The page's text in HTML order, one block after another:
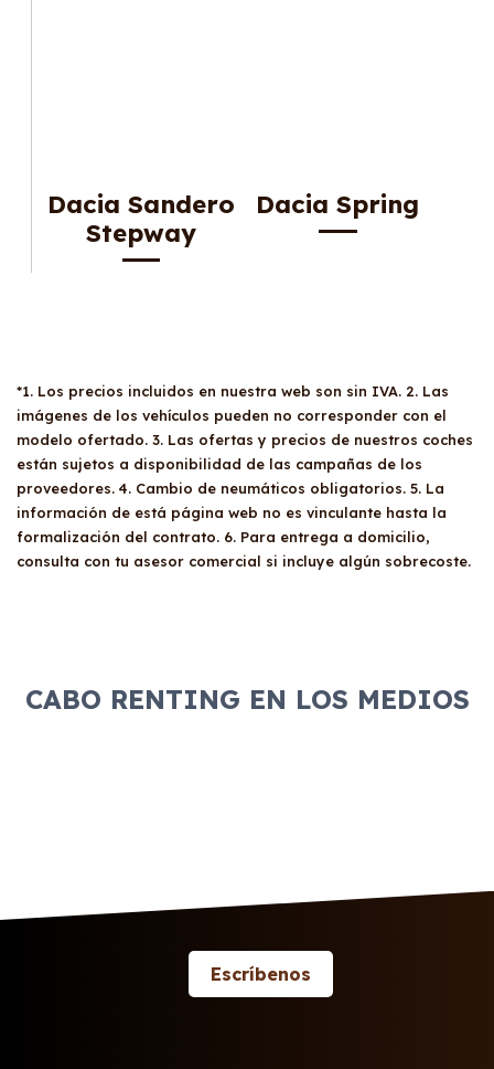
Dacia Sandero
Stepway
Dacia Spring
*1. Los precios incluidos en nuestra web son sin IVA. 2. Las
imágenes de los vehículos pueden no corresponder con el
modelo ofertado. 3. Las ofertas y precios de nuestros coches
están sujetos a disponibilidad de las campañas de los
proveedores. 4. Cambio de neumáticos obligatorios. 5. La
información de está página web no es vinculante hasta la
formalización del contrato. 6. Para entrega a domicilio,
consulta con tu asesor comercial si incluye algún sobrecoste.
CABO RENTING EN LOS MEDIOS
Escríbenos